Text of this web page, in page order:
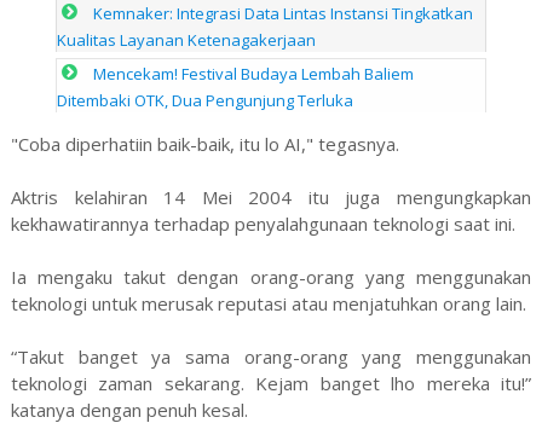
Kemnaker: Integrasi Data Lintas Instansi Tingkatkan
Kualitas Layanan Ketenagakerjaan
Mencekam! Festival Budaya Lembah Baliem
Ditembaki OTK, Dua Pengunjung Terluka
"Coba diperhatiin baik-baik, itu lo AI," tegasnya.
Aktris kelahiran 14 Mei 2004 itu juga mengungkapkan
kekhawatirannya terhadap penyalahgunaan teknologi saat ini.
Ia mengaku takut dengan orang-orang yang menggunakan
teknologi untuk merusak reputasi atau menjatuhkan orang lain.
“Takut banget ya sama orang-orang yang menggunakan
teknologi zaman sekarang. Kejam banget lho mereka itu!”
katanya dengan penuh kesal.